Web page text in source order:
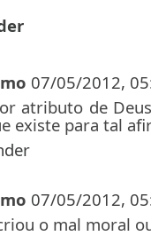
07/05/2012,
atributo de
existe para tal
07/05/2012,
o mal moral